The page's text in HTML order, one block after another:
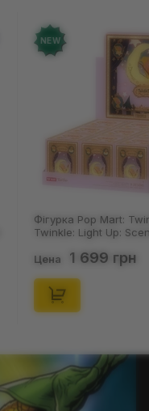
NEW
Фігурка Pop Mart:
Twinkle: Light Up:
Edition), (21372)
Цена 1 699 грн